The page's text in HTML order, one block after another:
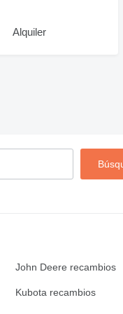
Alquiler
John Deere recambios
Kubota recambios